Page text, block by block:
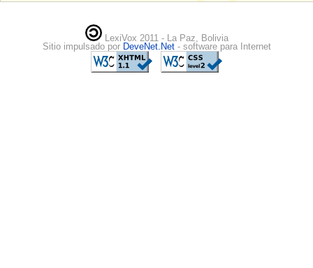
LexiVox 2011 - La Paz, Bolivia
Sitio impulsado por DeveNet.Net - software para Internet